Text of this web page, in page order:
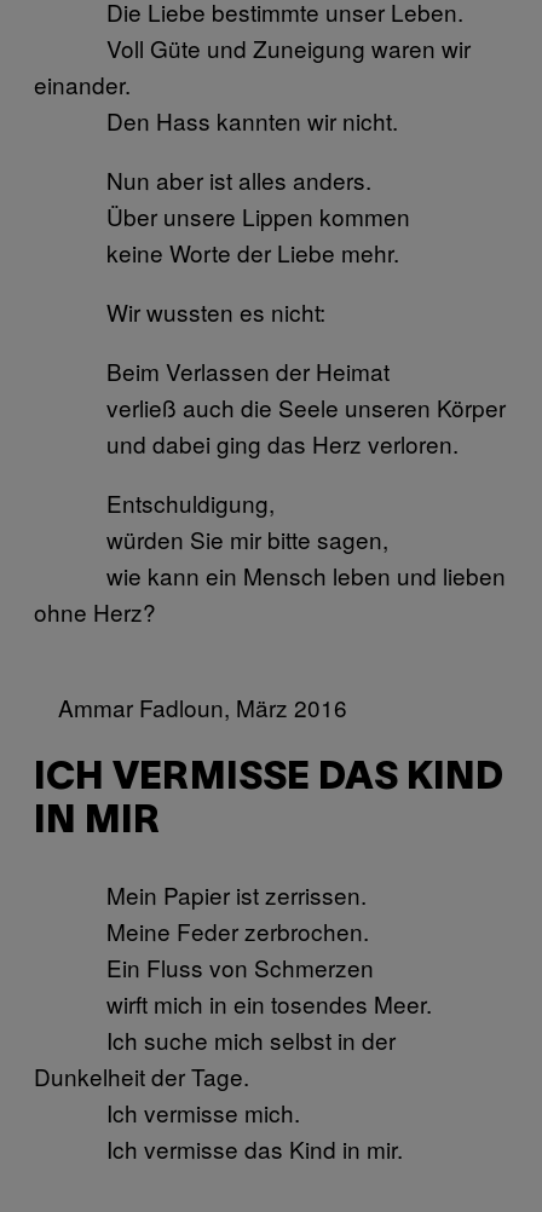
Die Liebe bestimmte unser Leben.
Voll Güte und Zuneigung waren wir
einander.
Den Hass kannten wir nicht.
Nun aber ist alles anders.
Über unsere Lippen kommen
keine Worte der Liebe mehr.
Wir wussten es nicht:
Beim Verlassen der Heimat
verließ auch die Seele unseren Körper
und dabei ging das Herz verloren.
Entschuldigung,
würden Sie mir bitte sagen,
wie kann ein Mensch leben und lieben
ohne Herz?
Ammar Fadloun, März 2016
ICH VERMISSE DAS KIND
IN MIR
Mein Papier ist zerrissen.
Meine Feder zerbrochen.
Ein Fluss von Schmerzen
wirft mich in ein tosendes Meer.
Ich suche mich selbst in der
Dunkelheit der Tage.
Ich vermisse mich.
Ich vermisse das Kind in mir.